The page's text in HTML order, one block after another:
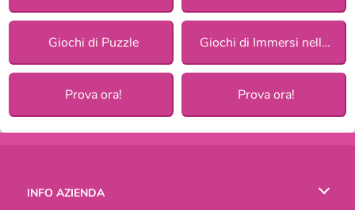
Giochi di Puzzle Giochi di Immersi nella natura per ragazze
Prova ora! Prova ora!
INFO AZIENDA